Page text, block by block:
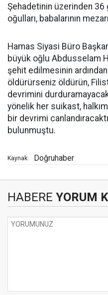
Şehadetinin üzerinden 36
oğulları, babalarının
Hamas Siyasi Büro
büyük oğlu Abdusselam
şehit edilmesinin
öldürürseniz öldürün,
devrimini
yönelik her suikast,
bir devrimi
bulunmuştu.
Kaynak: Doğruhaber
HABERE YORUM